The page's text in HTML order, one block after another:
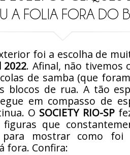
A FOLIA FORA DO
foi a escolha de
2022. Afinal, não tivemos
de samba (que
blocos de rua. A tão
em compasso de
O SOCIETY RIO-SP
que
mostrar como foi
fora. Confira: